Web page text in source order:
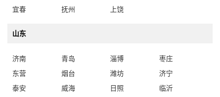
宜春
抚州 上饶
山东
济南 青岛 淄博
枣庄
东营
烟台 潍坊
济宁
泰安
威海 日照
临沂